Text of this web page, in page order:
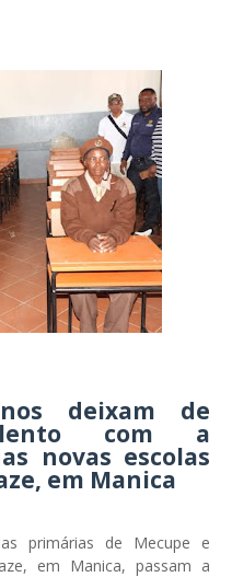
deixam de
com a
novas escolas
em Manica
primárias de Mecupe e
em Manica, passam a